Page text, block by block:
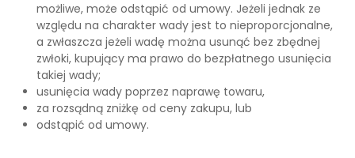
możliwe, może odstąpić od umowy. Jeżeli jednak ze
względu na charakter wady jest to nieproporcjonalne,
a zwłaszcza jeżeli wadę można usunąć bez zbędnej
zwłoki, kupujący ma prawo do bezpłatnego usunięcia
takiej wady;
usunięcia wady poprzez naprawę towaru,
za rozsądną zniżkę od ceny zakupu, lub
odstąpić od umowy.